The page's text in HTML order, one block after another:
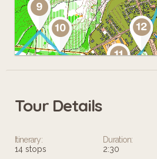
Tour Details
Itinerary:
14 stops
Duration:
2:30